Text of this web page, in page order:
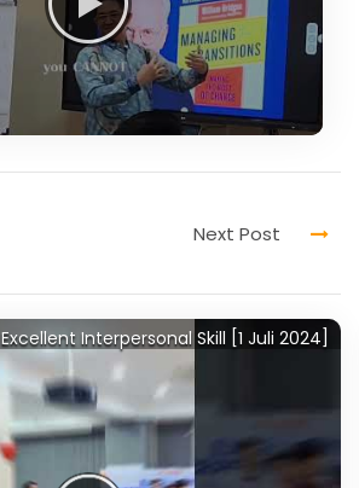
Excellent Interpersonal Skill [1 Juli 2024]